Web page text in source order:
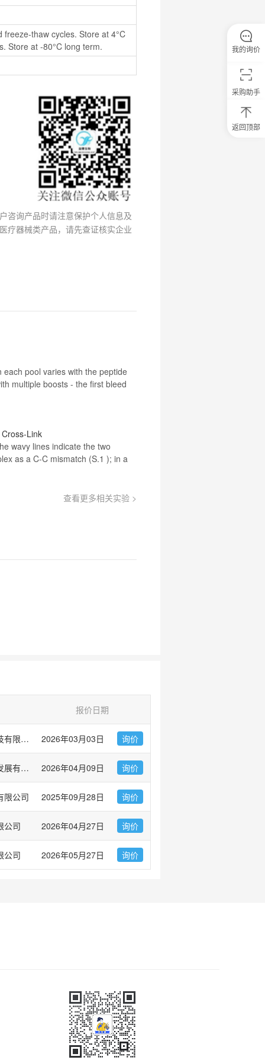
thaw cycles. Store at 4°C
Store at -80°C long term.
咨询产品时请注意保护个人信息及
疗器械类产品，请先查证核实企业
pool varies with the peptide
multiple boosts - the first bleed
wavy lines indicate the two
as a C‐C mismatch (S.1 ); in a
查看更多相关实验 >
报价日期
普健生物（武汉）科技有限公司 2026年03月03日 询价
广州市左克生物科技发展有限公司 2026年04月09日 询价
限公司 2025年09月28日 询价
公司 2026年04月27日 询价
公司 2026年05月27日 询价
采购助手
返回顶部
我的询价